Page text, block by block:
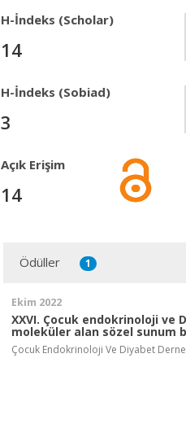
H-İndeks (Scholar)
14
H-İndeks (Sobiad)
3
Açık Erişim
14
Ödüller 1
Ekim 2022
XXVI. Çocuk endokrinoloji ve
moleküler alan sözel sunum
Çocuk Endokrinoloji Ve Diyabet